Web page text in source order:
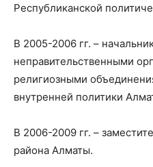
Республиканской
В 2005-2006 гг. –
неправительственными
религиозными
внутренней политики
В 2006-2009 гг. –
района Алматы.